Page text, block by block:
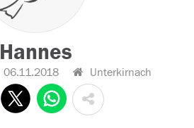
Hannes
06.11.2018 Unterkirnach